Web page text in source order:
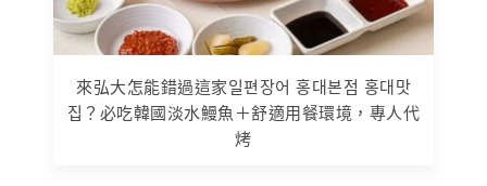
來弘大怎能錯過這家일편장어 홍대본점 홍대맛
집？必吃韓國淡水鰻魚＋舒適用餐環境，專人代
烤